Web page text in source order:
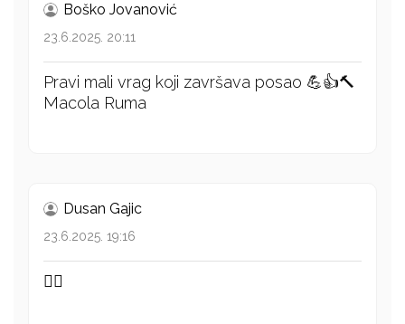
Boško Jovanović
23.6.2025. 20:11
Pravi mali vrag koji završava posao 💪👍🔨
Macola Ruma
Dusan Gajic
23.6.2025. 19:16
👌🏻